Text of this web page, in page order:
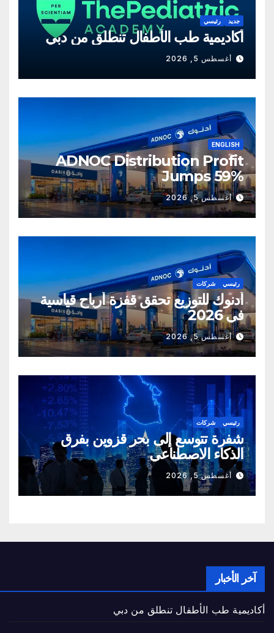
جديد رئيسي
أكاديمية طب الأطفال تنطلق من دبي
أغسطس 5, 2026
ENGLISH
ADNOC Distribution Profit
Jumps 59%
أغسطس 5, 2026
رئيسي شركات
أدنوك للتوزيع تحقق قفزة أرباح قياسية
في 2026
أغسطس 5, 2026
رئيسي شركات
شفرة تتوسع إلى بحر قزوين بفرق
الذكاء الاصطناعي
أغسطس 5, 2026
آخر الأخبار
أكاديمية طب الأطفال تنطلق من دبي